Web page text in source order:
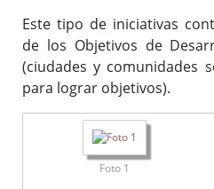
Este tipo de iniciativas
de los Objetivos de
(ciudades y comunidades
para lograr objetivos).
Foto 1